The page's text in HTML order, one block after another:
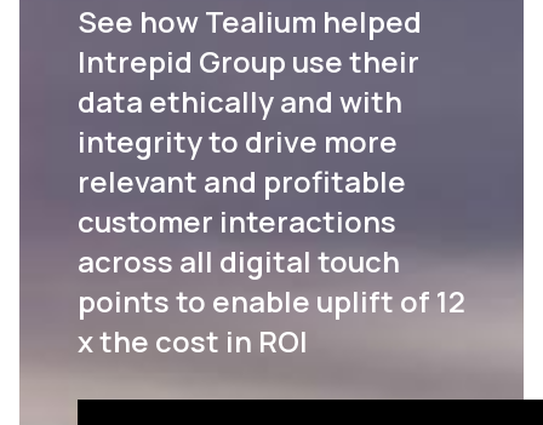
See how Tealium helped
Intrepid Group use their
data ethically and with
integrity to drive more
relevant and profitable
customer interactions
across all digital touch
points to enable uplift of 12
x the cost in ROI